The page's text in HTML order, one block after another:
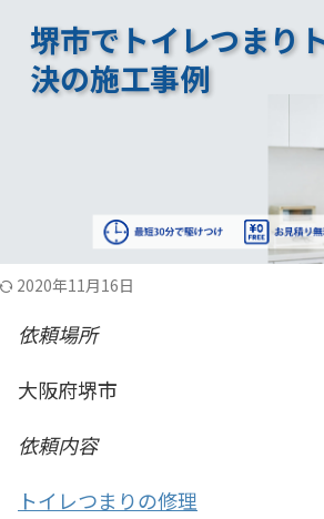
堺市でトイレつまり
決の施工事例
2020年11月16日
依頼場所
大阪府堺市
依頼内容
トイレつまりの修理